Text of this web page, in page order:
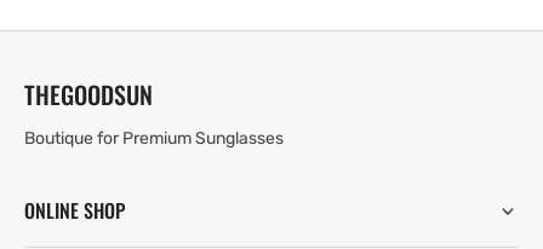
THEGOODSUN
Boutique for Premium Sunglasses
ONLINE SHOP